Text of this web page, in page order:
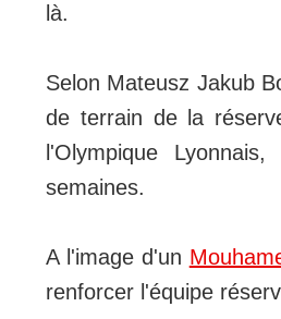
là.
Selon Mateusz Jakub
de terrain de la
l'Olympique
semaines.
A l'image d'un
renforcer l'équipe